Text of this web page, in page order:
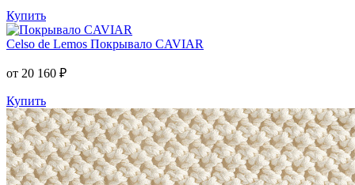
Купить
Celso de Lemos Покрывало CAVIAR
от 20 160 ₽
Купить